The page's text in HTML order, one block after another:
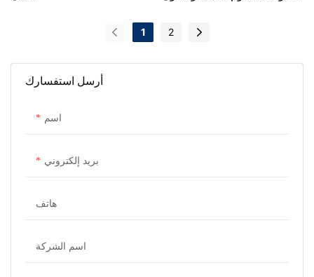
أرسل استفسارك
اسم
بريد إلكتروني
هاتف
اسم الشركة
1 2